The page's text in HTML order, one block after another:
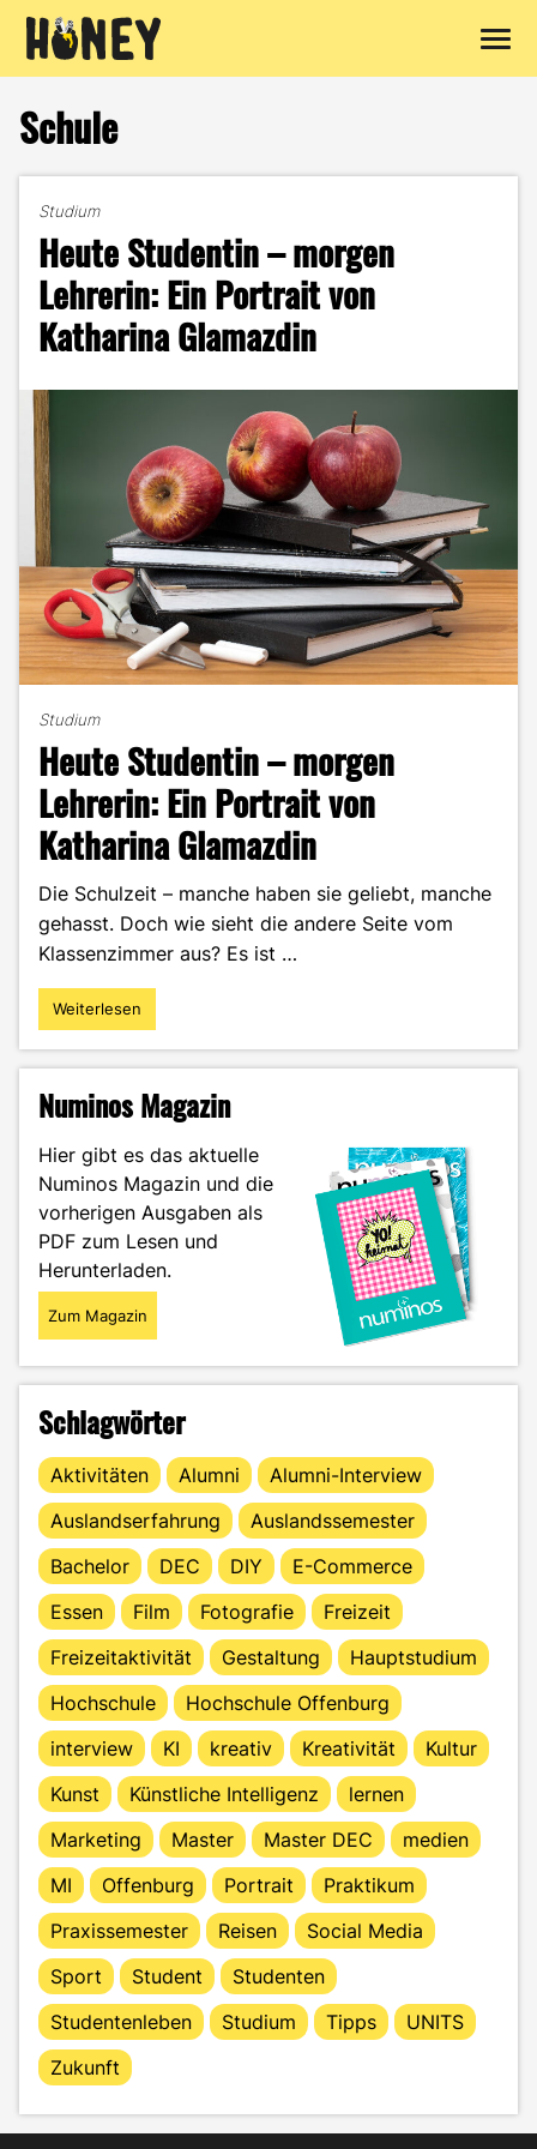
Inhalt
springen
Schule
Studium
Heute Studentin – morgen
Lehrerin: Ein Portrait von
Katharina Glamazdin
Studium
Heute Studentin – morgen
Lehrerin: Ein Portrait von
Katharina Glamazdin
Die Schulzeit – manche haben sie geliebt, manche
gehasst. Doch wie sieht die andere Seite vom
Klassenzimmer aus? Es ist …
"Heute
Studentin
Lehrerin:
Portrait
von
Katharina
Glamazdin"
Weiterlesen
Numinos Magazin
Hier gibt es das aktuelle
Numinos Magazin und die
vorherigen Ausgaben als
PDF zum Lesen und
Herunterladen.
Zum Magazin
Schlagwörter
Aktivitäten Alumni
Alumni-Interview
Auslandserfahrung
Auslandssemester
Bachelor
DEC DIY
E-Commerce
Essen
Film Fotografie
Freizeit
Freizeitaktivität
Gestaltung
Hauptstudium
Hochschule
Hochschule Offenburg
interview
KI kreativ Kreativität
Kultur
Kunst
Künstliche Intelligenz
lernen
Marketing
Master Master DEC
medien
MI
Offenburg Portrait
Praktikum
Praxissemester
Reisen
Social Media
Sport
Student
Studenten
Studentenleben
Studium Tipps
UNITS
Zukunft